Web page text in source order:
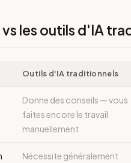
vs les outils d'IA
Outils d'IA traditionnels
Donne des conseils — vous
faites encore le travail
manuellement
Nécessite généralement